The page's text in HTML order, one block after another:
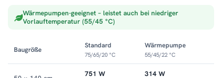
der Zentralheizung und wandelt deren Wärme in trockene,
Auflegen leicht, die Optik bleibt aufgeräumt. Alle Größen und
Ausführungen finden Sie in der Kategorie
Handtuchheizkörper
Wärmepumpen-geeignet – leistet auch bei niedriger
Vorlauftemperatur (55/45 °C)
Baugröße
Standard
75/65/20 °C
Wärmepumpe
55/45/22 °C
751 W 314 W